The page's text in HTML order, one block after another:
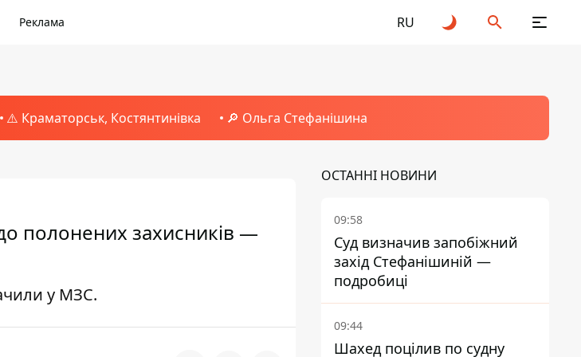
Реклама RU
⚠️ Краматорськ, Костянтинівка 🔎 Ольга Стефанішина
полонених захисників —
у МЗС.
ОСТАННІ НОВИНИ
09:58
Суд визначив запобіжний
захід Стефанішиній —
подробиці
09:44
Шахед поцілив по судну